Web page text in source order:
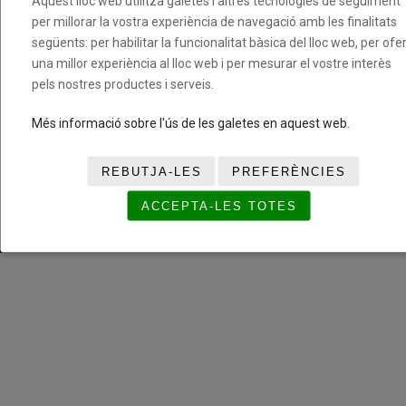
Fundació del Bàsquet Català. Tots els drets reservats ©
per millorar la vostra experiència de navegació amb les finalitats
següents: per habilitar la funcionalitat bàsica del lloc web, per
una millor experiència al lloc web i per mesurar el vostre interès
pels nostres productes i serveis.
Més informació sobre l'ús de les galetes en aquest web.
REBUTJA-LES PREFERÈNCIES
ACCEPTA-LES TOTES